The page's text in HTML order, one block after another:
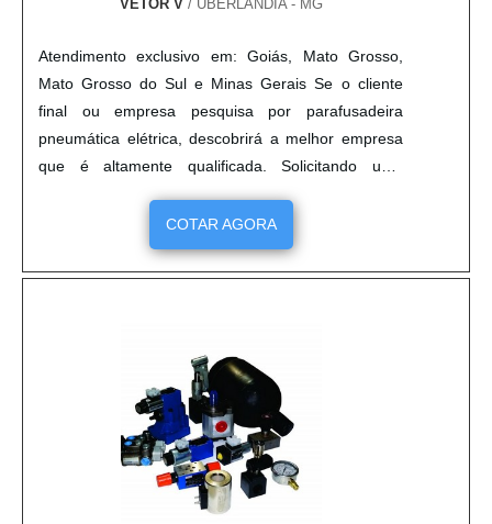
VETOR V/ UBERLÂNDIA - MG
Atendimento exclusivo em: Goiás, Mato Grosso,
Mato Grosso do Sul e Minas Gerais Se o cliente
final ou empresa pesquisa por parafusadeira
pneumática elétrica, descobrirá a melhor empresa
que é altamente qualificada. Solicitando uma
cotação por meio da plataforma e encontrando a
melhor referência do mercado. Quando o quesito é
parafusadeira pneumática elétrica, com a VetorV
atingirá ótima qualidade com projetos adaptados às
PNEUMÁTICA ELÉTRICA Há muitas maneiras
eficientes de demonstrar competência e excelência
em sua área de atuação. A VetorV canaliza seus
esforços em oferecer aos parceiros uma estrutura
realizadas as atividades; Sala de treinamento com
COTAR AGORA